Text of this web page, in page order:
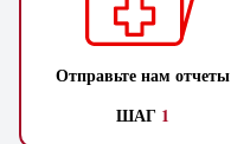
Отправьте нам отчеты
ШАГ 1